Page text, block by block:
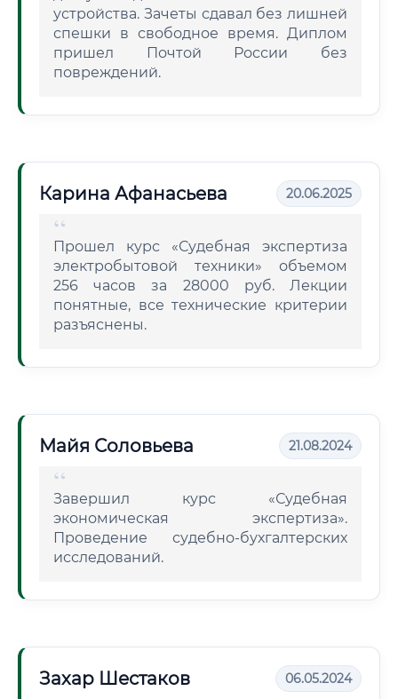
устройства. Зачеты сдавал без лишней
спешки в свободное время. Диплом
пришел Почтой России без
повреждений.
Карина Афанасьева 20.06.2025
Прошел курс «Судебная экспертиза
электробытовой техники» объемом
256 часов за 28000 руб. Лекции
понятные, все технические критерии
разъяснены.
Майя Соловьева 21.08.2024
Завершил курс «Судебная
экономическая экспертиза».
Проведение судебно-бухгалтерских
исследований.
Захар Шестаков 06.05.2024